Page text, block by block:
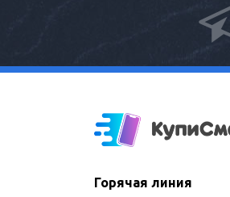
Горячая линия